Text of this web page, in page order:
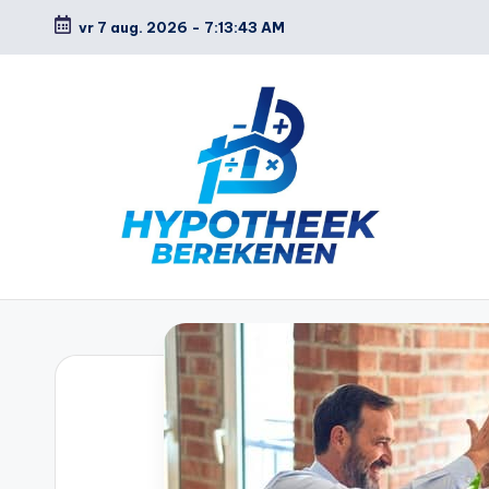
Ga
vr 7 aug. 2026 - 7:13:44 AM
H